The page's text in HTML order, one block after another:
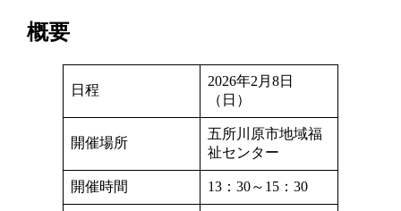
概要
日程
2026年2月8日
（日）
開催場所
五所川原市地域福
祉センター
開催時間 13：30～15：30